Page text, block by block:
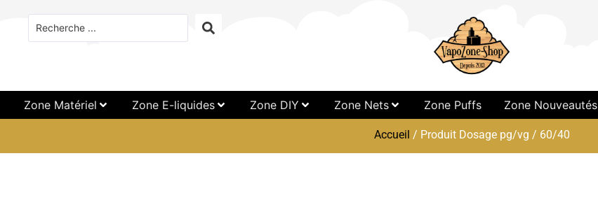
Zone Matériel Zone E-liquides Zone DIY Zone Nets Zone Puffs Zone Nouveautés
Accueil / Produit Dosage pg/vg / 60/40